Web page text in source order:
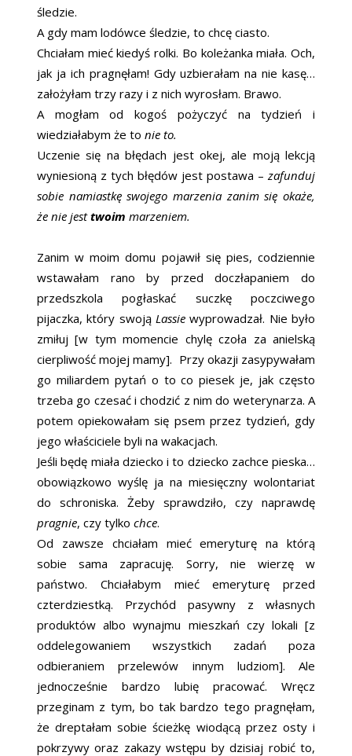
śledzie.
A gdy mam lodówce śledzie, to chcę ciasto.
Chciałam mieć kiedyś rolki. Bo koleżanka miała. Och,
jak ja ich pragnęłam! Gdy uzbierałam na nie kasę…
założyłam trzy razy i z nich wyrosłam. Brawo.
A mogłam od kogoś pożyczyć na tydzień i
wiedziałabym że to nie to.
Uczenie się na błędach jest okej, ale moją lekcją
wyniesioną z tych błędów jest postawa –zafunduj
sobie namiastkę swojego marzenia zanim się okaże,
że nie jesttwoim marzeniem.
Zanim w moim domu pojawił się pies, codziennie
wstawałam rano by przed doczłapaniem do
przedszkola pogłaskać suczkę poczciwego
pijaczka, który swoją Lassie wyprowadzał. Nie było
zmiłuj [w tym momencie chylę czoła za anielską
cierpliwość mojej mamy]. Przy okazji zasypywałam
go miliardem pytań o to co piesek je, jak często
trzeba go czesać i chodzić z nim do weterynarza. A
potem opiekowałam się psem przez tydzień, gdy
jego właściciele byli na wakacjach.
Jeśli będę miała dziecko i to dziecko zachce pieska…
obowiązkowo wyślę ja na miesięczny wolontariat
do schroniska. Żeby sprawdziło, czy naprawdę
pragnie, czy tylko chce.
Od zawsze chciałam mieć emeryturę na którą
sobie sama zapracuję. Sorry, nie wierzę w
państwo. Chciałabym mieć emeryturę przed
czterdziestką. Przychód pasywny z własnych
produktów albo wynajmu mieszkań czy lokali [z
oddelegowaniem wszystkich zadań poza
odbieraniem przelewów innym ludziom]. Ale
jednocześnie bardzo lubię pracować. Wręcz
przeginam z tym, bo tak bardzo tego pragnęłam,
że dreptałam sobie ścieżkę wiodącą przez osty i
pokrzywy oraz zakazy wstępu by dzisiaj robić to,